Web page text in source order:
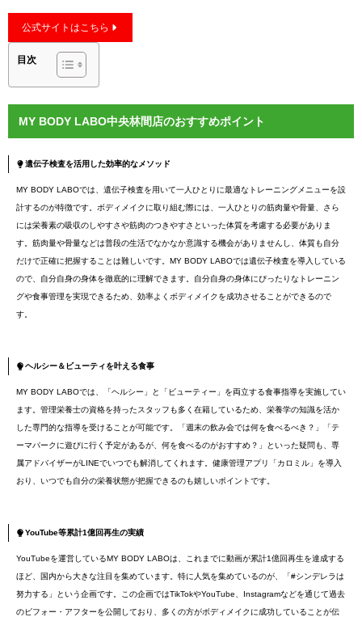
公式サイトはこちら
目次
MY BODY LABO中央林間店のおすすめポイント
遺伝子検査を活用した効率的なメソッド
MY BODY LABOでは、遺伝子検査を用いて一人ひとりに最適なトレーニングメニューを設
計するのが特徴です。ボディメイクに取り組む際には、一人ひとりの筋肉量や骨量、さら
には栄養素の吸収のしやすさや筋肉のつきやすさといった体質を考慮する必要がありま
す。筋肉量や骨量などは普段の生活でなかなか意識する機会がありませんし、体質も自分
だけで正確に把握することは難しいです。MY BODY LABOでは遺伝子検査を導入している
ので、自分自身の身体を徹底的に理解できます。自分自身の身体にぴったりなトレーニン
グや食事管理を実現できるため、効率よくボディメイクを成功させることができるので
す。
ヘルシー＆ビューティを叶える食事
MY BODY LABOでは、「ヘルシー」と「ビューティー」を両立する食事指導を実施してい
ます。管理栄養士の資格を持ったスタッフも多く在籍しているため、栄養学の知識を活か
した専門的な指導を受けることが可能です。「週末の飲み会では何を食べるべき？」「テ
ーマパークに遊びに行く予定があるが、何を食べるのがおすすめ？」といった疑問も、専
属アドバイザーがLINEでいつでも解消してくれます。健康管理アプリ「カロミル」を導入
おり、いつでも自分の栄養状態が把握できるのも嬉しいポイントです。
YouTube等累計1億回再生の実績
YouTubeを運営しているMY BODY LABOは、これまでに動画が累計1億回再生を達成する
ほど、国内から大きな注目を集めています。特に人気を集めているのが、「#シンデレラは
努力する」という企画です。この企画ではTikTokやYouTube、Instagramなどを通じて過去
のビフォー・アフターを公開しており、多くの方がボディメイクに成功していることが伝